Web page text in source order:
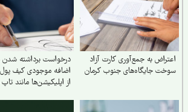
به جمع‌آوری کارت آزاد
جایگاه‌های جنوب کرمان
درخواست برداشته شدن سقف
اضافه‌ موجودی کیف پول بعضی
از اپلیکیشن‌ها مانند تاپ در روز